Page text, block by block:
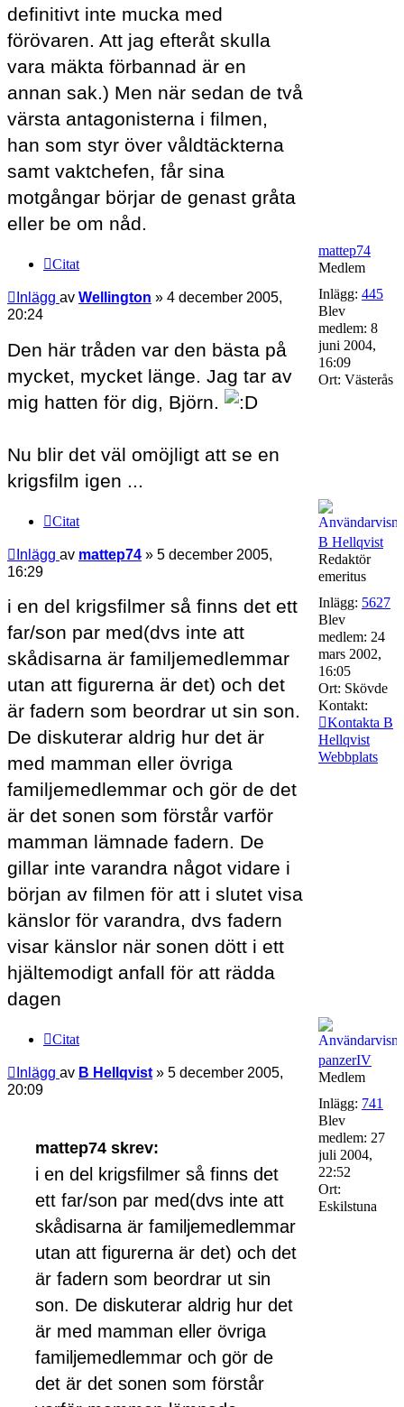
definitivt inte mucka med
förövaren. Att jag efteråt skulla
vara mäkta förbannad är en
annan sak.) Men när sedan de två
värsta antagonisterna i filmen,
han som styr över våldtäckterna
samt vaktchefen, får sina
motgångar börjar de genast gråta
eller be om nåd.
Citat
Inlägg av Wellington » 4 december 2005,
20:24
Den här tråden var den bästa på
mycket, mycket länge. Jag tar av
mig hatten för dig, Björn.
Nu blir det väl omöjligt att se en
krigsfilm igen ...
mattep74
Medlem
Inlägg: 445
Blev
medlem: 8
juni 2004,
16:09
Ort: Västerås
Citat
Inlägg av mattep74 » 5 december 2005,
16:29
i en del krigsfilmer så finns det ett
far/son par med(dvs inte att
skådisarna är familjemedlemmar
utan att figurerna är det) och det
är fadern som beordrar ut sin son.
De diskuterar aldrig hur det är
med mamman eller övriga
familjemedlemmar och gör de det
är det sonen som förstår varför
mamman lämnade fadern. De
gillar inte varandra något vidare i
början av filmen för att i slutet visa
känslor för varandra, dvs fadern
visar känslor när sonen dött i ett
hjältemodigt anfall för att rädda
dagen
B Hellqvist
Redaktör
emeritus
Inlägg: 5627
Blev
medlem: 24
mars 2002,
16:05
Ort: Skövde
Kontakt:
Kontakta B
Hellqvist
Webbplats
Citat
Inlägg av B Hellqvist» 5 december 2005,
20:09
mattep74 skrev:
i en del krigsfilmer så finns det
ett far/son par med(dvs inte att
skådisarna är familjemedlemmar
utan att figurerna är det) och det
är fadern som beordrar ut sin
son. De diskuterar aldrig hur det
är med mamman eller övriga
familjemedlemmar och gör de
det är det sonen som förstår
panzerIV
Medlem
Inlägg: 741
Blev
medlem: 27
juli 2004,
22:52
Ort:
Eskilstuna